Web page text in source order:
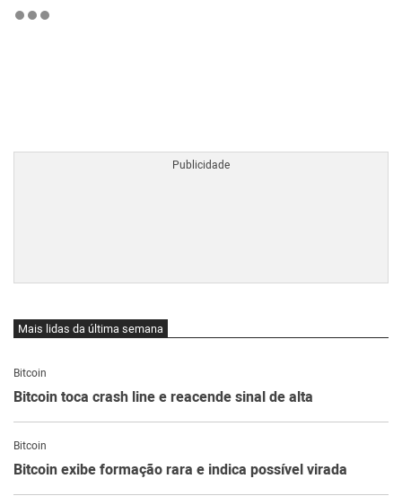
Mais lidas da última semana
Bitcoin
Bitcoin toca crash line e reacende sinal de alta
Bitcoin
Bitcoin exibe formação rara e indica possível virada